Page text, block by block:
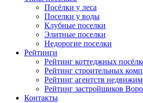
Посёлки у леса
Поселки у воды
Клубные поселки
Элитные поселки
Недорогие поселки
Рейтинги
Рейтинг коттеджных
Рейтинг строительных
Рейтинг агентств
Рейтинг застройщиков
Контакты